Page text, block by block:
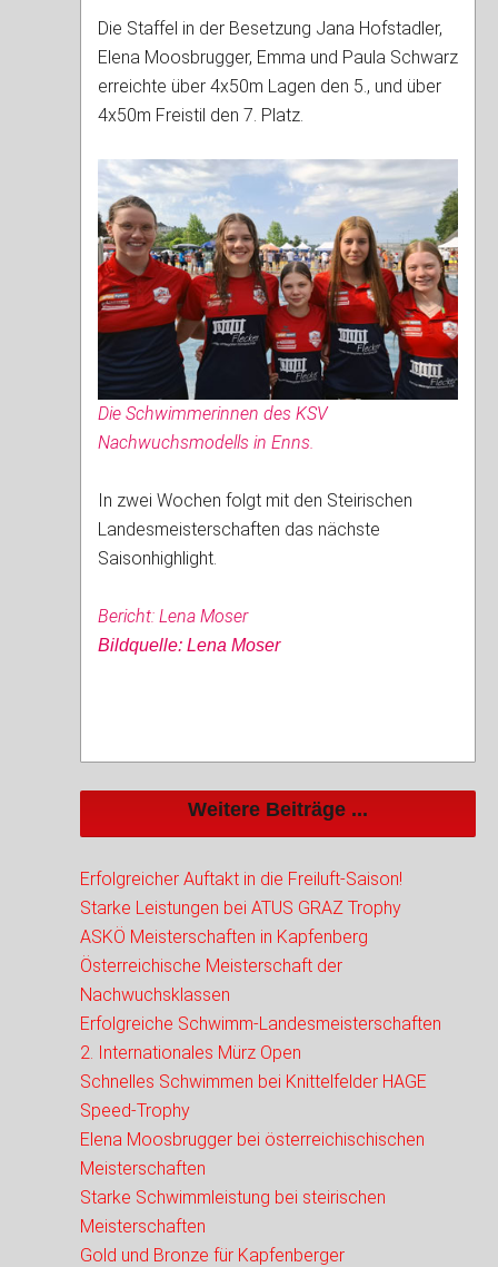
Die Staffel in der Besetzung Jana Hofstadler,
Elena Moosbrugger, Emma und Paula Schwarz
erreichte über 4x50m Lagen den 5., und über
4x50m Freistil den 7. Platz.
Die Schwimmerinnen des KSV
Nachwuchsmodells in Enns.
In zwei Wochen folgt mit den Steirischen
Landesmeisterschaften das nächste
Saisonhighlight.
Bericht: Lena Moser
Bildquelle: Lena Moser
Weitere Beiträge ...
Erfolgreicher Auftakt in die Freiluft-Saison!
Starke Leistungen bei ATUS GRAZ Trophy
ASKÖ Meisterschaften in Kapfenberg
Österreichische Meisterschaft der
Nachwuchsklassen
Erfolgreiche Schwimm-Landesmeisterschaften
2. Internationales Mürz Open
Schnelles Schwimmen bei Knittelfelder HAGE
Speed-Trophy
Elena Moosbrugger bei österreichischischen
Meisterschaften
Starke Schwimmleistung bei steirischen
Meisterschaften
Gold und Bronze für Kapfenberger